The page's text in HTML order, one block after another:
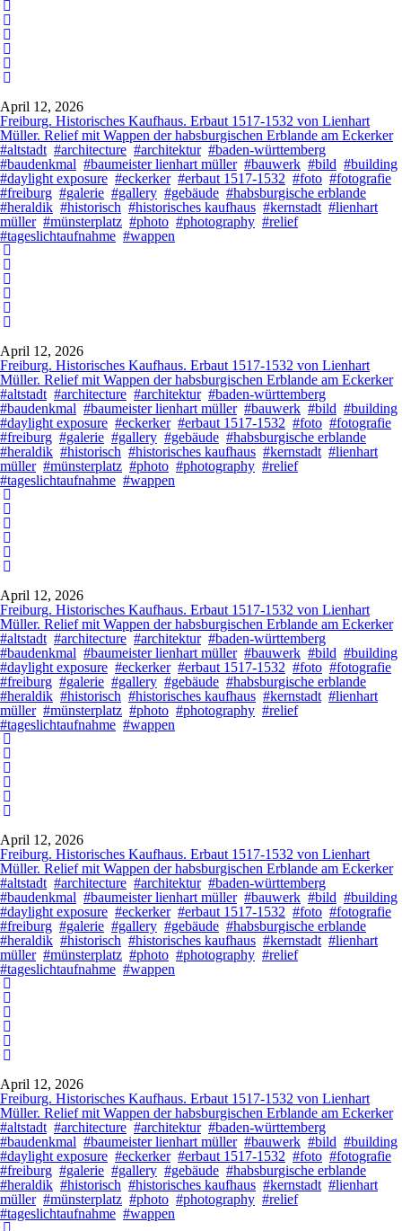
April 12, 2026
Freiburg. Historisches Kaufhaus. Erbaut 1517-1532 von Lienhart
Müller. Relief mit Wappen der habsburgischen Erblande am Eckerker
#altstadt #architecture #architektur #baden-württemberg
#baudenkmal #baumeister lienhart müller #bauwerk #bild #building
#daylight exposure #eckerker #erbaut 1517-1532 #foto #fotografie
#freiburg #galerie #gallery #gebäude #habsburgische erblande
#heraldik #historisch #historisches kaufhaus #kernstadt #lienhart
müller #münsterplatz #photo #photography #relief
#tageslichtaufnahme #wappen
April 12, 2026
Freiburg. Historisches Kaufhaus. Erbaut 1517-1532 von Lienhart
Müller. Relief mit Wappen der habsburgischen Erblande am Eckerker
#altstadt #architecture #architektur #baden-württemberg
#baudenkmal #baumeister lienhart müller #bauwerk #bild #building
#daylight exposure #eckerker #erbaut 1517-1532 #foto #fotografie
#freiburg #galerie #gallery #gebäude #habsburgische erblande
#heraldik #historisch #historisches kaufhaus #kernstadt #lienhart
müller #münsterplatz #photo #photography #relief
#tageslichtaufnahme #wappen
April 12, 2026
Freiburg. Historisches Kaufhaus. Erbaut 1517-1532 von Lienhart
Müller. Relief mit Wappen der habsburgischen Erblande am Eckerker
#altstadt #architecture #architektur #baden-württemberg
#baudenkmal #baumeister lienhart müller #bauwerk #bild #building
#daylight exposure #eckerker #erbaut 1517-1532 #foto #fotografie
#freiburg #galerie #gallery #gebäude #habsburgische erblande
#heraldik #historisch #historisches kaufhaus #kernstadt #lienhart
müller #münsterplatz #photo #photography #relief
#tageslichtaufnahme #wappen
April 12, 2026
Freiburg. Historisches Kaufhaus. Erbaut 1517-1532 von Lienhart
Müller. Relief mit Wappen der habsburgischen Erblande am Eckerker
#altstadt #architecture #architektur #baden-württemberg
#baudenkmal #baumeister lienhart müller #bauwerk #bild #building
#daylight exposure #eckerker #erbaut 1517-1532 #foto #fotografie
#freiburg #galerie #gallery #gebäude #habsburgische erblande
#heraldik #historisch #historisches kaufhaus #kernstadt #lienhart
müller #münsterplatz #photo #photography #relief
#tageslichtaufnahme #wappen
April 12, 2026
Freiburg. Historisches Kaufhaus. Erbaut 1517-1532 von Lienhart
Müller. Relief mit Wappen der habsburgischen Erblande am Eckerker
#altstadt #architecture #architektur #baden-württemberg
#baudenkmal #baumeister lienhart müller #bauwerk #bild #building
#daylight exposure #eckerker #erbaut 1517-1532 #foto #fotografie
#freiburg #galerie #gallery #gebäude #habsburgische erblande
#heraldik #historisch #historisches kaufhaus #kernstadt #lienhart
müller #münsterplatz #photo #photography #relief
#tageslichtaufnahme #wappen